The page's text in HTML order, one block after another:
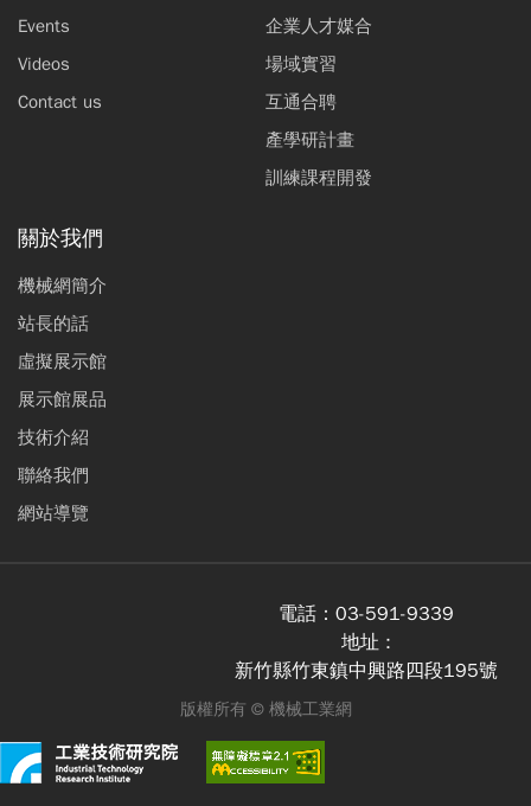
Events
Videos
Contact us
企業人才媒合
場域實習
互通合聘
產學研計畫
訓練課程開發
關於我們
機械網簡介
站長的話
虛擬展示館
展示館展品
技術介紹
聯絡我們
網站導覽
電話： 03-591-9339
地址 :
新竹縣竹東鎮中興路四段195號
版權所有 © 機械工業網